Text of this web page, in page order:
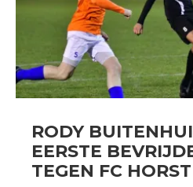
RODY
EERSTE
TEGEN FC HORST